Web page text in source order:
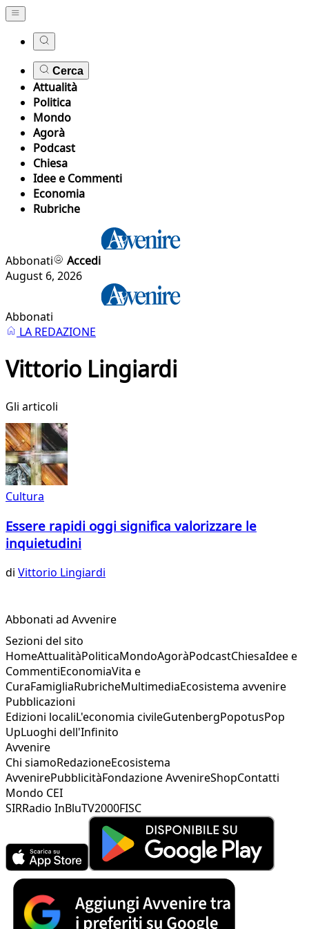
Cerca
Attualità
Politica
Mondo
Agorà
Podcast
Chiesa
Idee e Commenti
Economia
Rubriche
Abbonati
Accedi
August 6, 2026
Abbonati
LA REDAZIONE
Vittorio Lingiardi
Gli articoli
Cultura
Essere rapidi oggi significa valorizzare le
inquietudini
di Vittorio Lingiardi
Abbonati ad Avvenire
Sezioni del sito
HomeAttualitàPoliticaMondoAgoràPodcastChiesaIdee e
CommentiEconomiaVita e
CuraFamigliaRubricheMultimediaEcosistema avvenire
Pubblicazioni
Edizioni localiL'economia civileGutenbergPopotusPop
UpLuoghi dell'Infinito
Avvenire
Chi siamoRedazioneEcosistema
AvvenirePubblicitàFondazione AvvenireShopContatti
Mondo CEI
SIRRadio InBluTV2000FISC